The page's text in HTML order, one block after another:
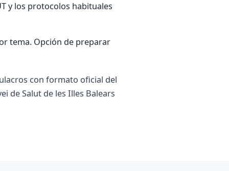
y los protocolos habituales
tema. Opción de preparar
con formato oficial del
de Salut de les Illes Balears